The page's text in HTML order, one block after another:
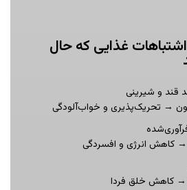
غذایی که حال
قند و شیرینی
→ تحریک‌پذیری و خواب‌آلودگی
→ کاهش انرژی و افسردگی
→ کاهش خلق فردا